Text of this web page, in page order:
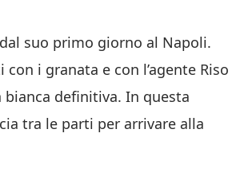
suo primo giorno al Napoli.
i granata e con l’agente Riso
definitiva. In questa
tra le parti per arrivare alla